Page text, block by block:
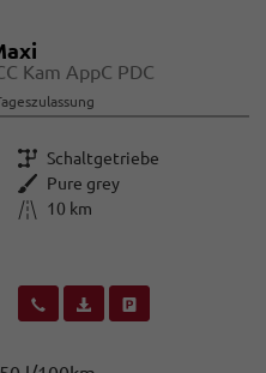
Kam AppC PDC
Getriebe Schaltgetriebe
Außenfarbe Pure grey
Kilometerstand 10 km
Wir rufen Sie anFahrzeugexposé (PDF)